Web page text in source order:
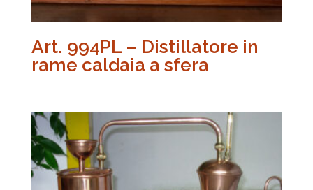
Art. 994PL – Distillatore in
rame caldaia a sfera